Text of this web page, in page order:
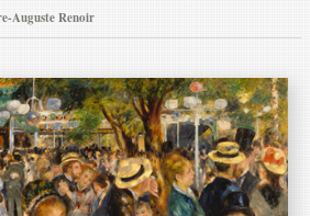
Auguste Renoir